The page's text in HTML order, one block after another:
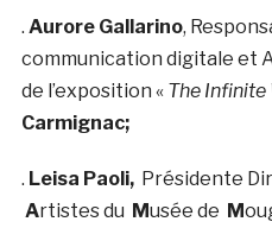
. Aurore Gallarino,
communication digitale et
de l’exposition « The Infinite
Carmignac;
. Leisa Paoli,Présidente
Artistes du Musée de M